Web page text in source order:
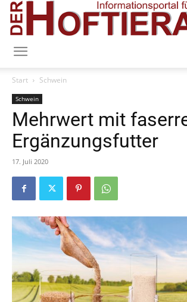
Start Schwein
Schwein
Mehrwert mit
Ergänzungsfutter
17. Juli 2020